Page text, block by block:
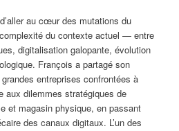
au cœur des mutations du
du contexte actuel — entre
digitalisation galopante, évolution
François a partagé son
entreprises confrontées à
aux dilemmes stratégiques de
et magasin physique, en passant
des canaux digitaux. L’un des